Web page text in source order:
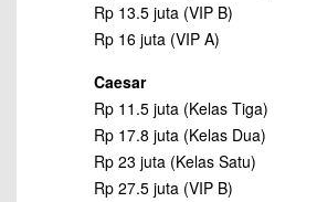
Rp 13.5 juta (VIP B)
Rp 16 juta (VIP A)
Caesar
Rp 11.5 juta (Kelas Tiga)
Rp 17.8 juta (Kelas Dua)
Rp 23 juta (Kelas Satu)
Rp 27.5 juta (VIP B)